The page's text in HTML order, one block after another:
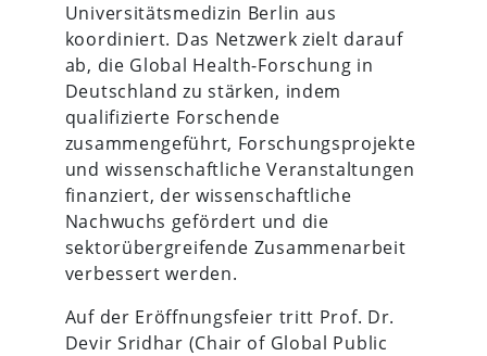
Universitätsmedizin Berlin aus
koordiniert. Das Netzwerk zielt darauf
ab, die Global Health-Forschung in
Deutschland zu stärken, indem
qualifizierte Forschende
zusammengeführt, Forschungsprojekte
und wissenschaftliche Veranstaltungen
finanziert, der wissenschaftliche
Nachwuchs gefördert und die
sektorübergreifende Zusammenarbeit
verbessert werden.
Auf der Eröffnungsfeier tritt Prof. Dr.
Devir Sridhar (Chair of Global Public